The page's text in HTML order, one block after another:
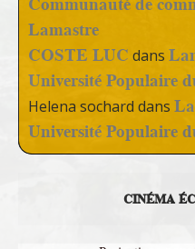
Lamastre
COSTE LUC dans
Université Populaire
Helena sochard dans
Université Populaire
CINÉMA